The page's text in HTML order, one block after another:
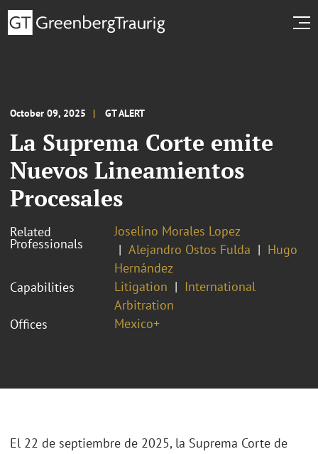
October 09, 2025 GT ALERT
La Suprema Corte emite
Nuevos Lineamientos
Procesales
Related
Professionals
Joselino Morales Lopez
Alejandro Ostos Fulda
Hugo
Hernández
Capabilities
Litigation
International
Arbitration
Offices
Mexico+
El 22 de septiembre de 2025, la Suprema Corte de